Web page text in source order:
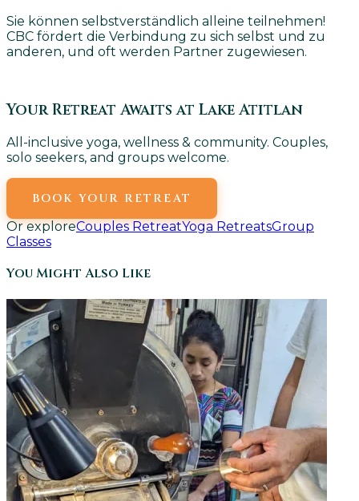
Sie können selbstverständlich alleine teilnehmen!
CBC fördert die Verbindung zu sich selbst und zu
anderen, und oft werden Partner zugewiesen.
Your Retreat Awaits at Lake Atitlan
All-inclusive yoga, wellness & community. Couples,
solo seekers, and groups welcome.
BOOK YOUR RETREAT
Or exploreCouples RetreatYoga RetreatsGroup
Classes
You Might Also Like